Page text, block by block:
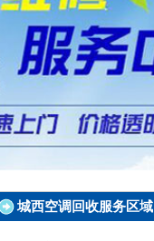
城西空调回收服务区域